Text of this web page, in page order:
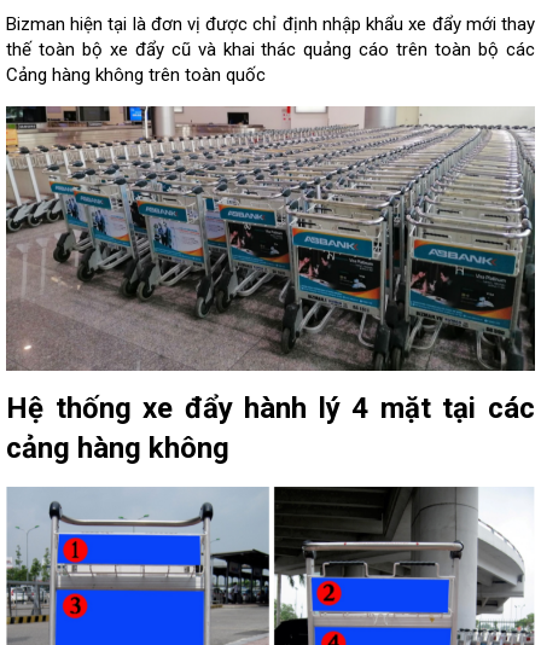
Bizman hiện tại là đơn vị được chỉ định nhập khẩu xe đẩy mới thay
thế toàn bộ xe đẩy cũ và khai thác quảng cáo trên toàn bộ các
Cảng hàng không trên toàn quốc
Hệ thống xe đẩy hành lý 4 mặt tại các
cảng hàng không